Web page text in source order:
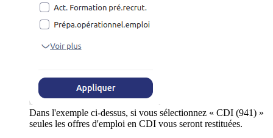
Dans l'exemple ci-dessus, si vous sélectionnez « CDI (941) »
seules les offres d'emploi en CDI vous seront restituées.